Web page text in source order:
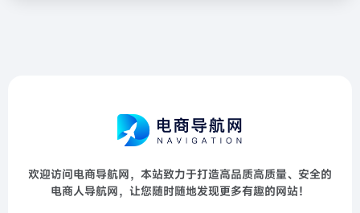
欢迎访问电商导航网，本站致力于打造高品质高质量、安全的
电商人导航网，让您随时随地发现更多有趣的网站！